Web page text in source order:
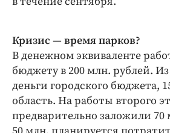
Кризис — время парков?
В денежном эквиваленте
бюджету в 200 млн. рублей.
деньги городского бюджета,
область. На работы второго
предварительно заложили 70